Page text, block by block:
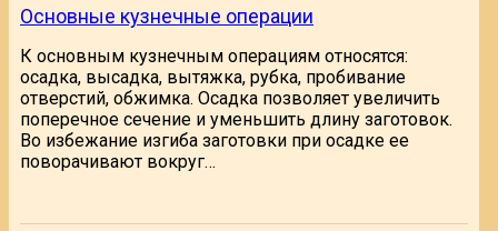
Основные кузнечные операции
К основным кузнечным операциям относятся:
осадка, высадка, вытяжка, рубка, пробивание
отверстий, обжимка. Осадка позволяет увеличить
поперечное сечение и уменьшить длину заготовок.
Во избежание изгиба заготовки при осадке ее
поворачивают вокруг…